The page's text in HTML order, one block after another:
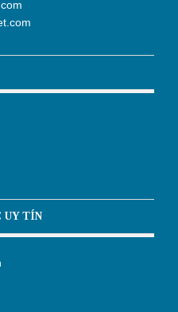
UY TÍN